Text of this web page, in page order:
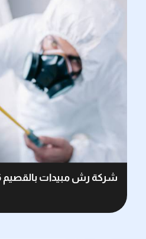
شركة رش مبيدات بالقصيم 0503162506